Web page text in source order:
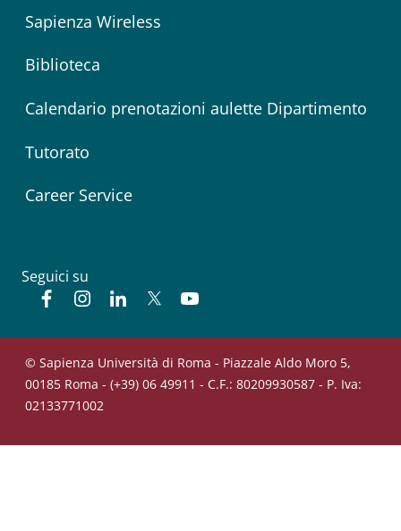
Sapienza Wireless
Biblioteca
Calendario prenotazioni aulette Dipartimento
Tutorato
Career Service
Seguici su
FacebookInstagramLinkedinTwitter
© Sapienza Università di Roma - Piazzale Aldo Moro 5,
00185 Roma - (+39) 06 49911 - C.F.: 80209930587 - P. Iva:
02133771002